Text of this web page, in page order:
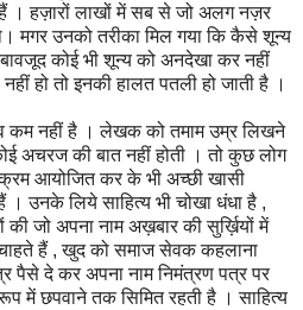
। हज़ारों लाखों में सब से जो अलग नज़र
मगर उनको तरीका मिल गया कि कैसे शून्य
कोई भी शून्य को अनदेखा कर नहीं
हो तो इनकी हालत पतली हो जाती है ।
नहीं है । लेखक को तमाम उम्र लिखने
अचरज की बात नहीं होती । तो कुछ लोग
आयोजित कर के भी अच्छी खासी
उनके लिये साहित्य भी चोखा धंधा है ,
जो अपना नाम अख़बार की सुर्ख़ियों में
हैं , खुद को समाज सेवक कहलाना
पैसे दे कर अपना नाम निमंत्रण पत्र पर
छपवाने तक सिमित रहती है । साहित्य